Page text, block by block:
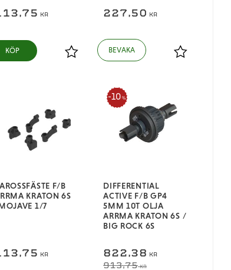
KR
Lägg till i favoriter
KÖP
227,50 KR
Lägg till i
F/B
KRATON 6S
1/7
KR
DIFFERENTIAL
ACTIVE F/B GP4
5MM 10T OLJA
ARRMA KRATON 6S /
BIG ROCK 6S
822,38 KR
913,75KR
10 %